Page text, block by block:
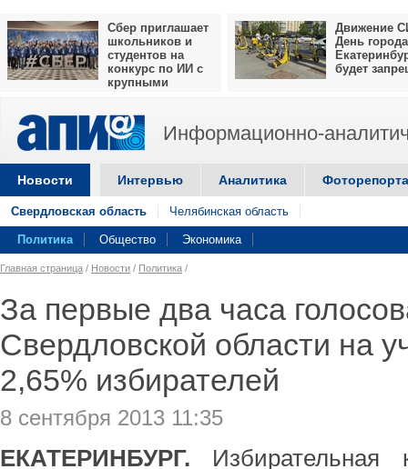
Сбер приглашает
школьников и
студентов на
конкурс по ИИ с
крупными
Движение
День города
будет
Информационно-
Новости Интервью Аналитика
Свердловская область Челябинская область
Политика Общество Экономика
Главная страница / Новости / Политика /
За первые два часа
Свердловской области на
2,65% избирателей
8 сентября 2013 11:35
ЕКАТЕРИНБУРГ. Избирательная